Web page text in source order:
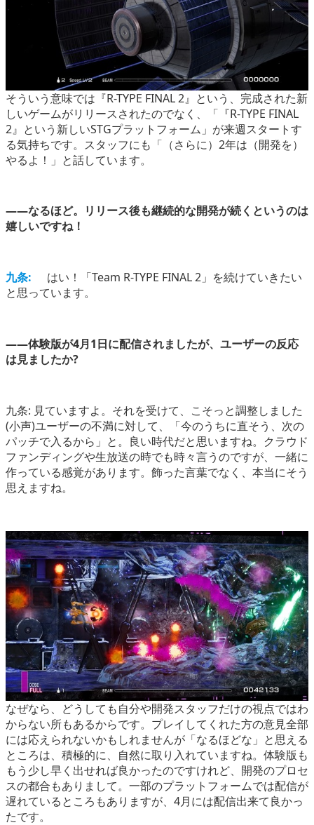
そういう意味では『R-TYPE FINAL 2』という、完成された新
しいゲームがリリースされたのでなく、「『R-TYPE FINAL
2』という新しいSTGプラットフォーム」が来週スタートす
る気持ちです。スタッフにも「（さらに）2年は（開発を）
やるよ！」と話しています。
――なるほど。リリース後も継続的な開発が続くというのは
嬉しいですね！
九条:
はい！「Team R-TYPE FINAL 2」を続けていきたい
と思っています。
――体験版が4月1日に配信されましたが、ユーザーの反応
は見ましたか?
九条: 見ていますよ。それを受けて、こそっと調整しました
(小声)ユーザーの不満に対して、「今のうちに直そう、次の
パッチで入るから」と。良い時代だと思いますね。クラウド
ファンディングや生放送の時でも時々言うのですが、一緒に
作っている感覚があります。飾った言葉でなく、本当にそう
思えますね。
なぜなら、どうしても自分や開発スタッフだけの視点ではわ
からない所もあるからです。プレイしてくれた方の意見全部
には応えられないかもしれませんが「なるほどな」と思える
ところは、積極的に、自然に取り入れていますね。体験版も
もう少し早く出せれば良かったのですけれど、開発のプロセ
スの都合もありまして。一部のプラットフォームでは配信が
遅れているところもありますが、4月には配信出来て良かっ
たです。